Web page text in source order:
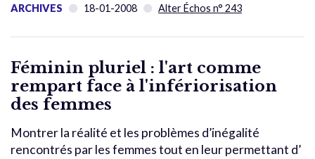
ARCHIVES 18-01-2008 Alter Échos n° 243
Féminin pluriel : l'art comme
rempart face à l'infériorisation
des femmes
Montrer la réalité et les problèmes d’inégalité
rencontrés par les femmes tout en leur permettant d’